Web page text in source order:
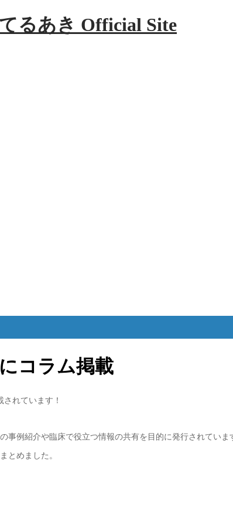
コラム掲載
れています！
事例紹介や臨床で役立つ情報の共有を目的に発行されていま
とめました。